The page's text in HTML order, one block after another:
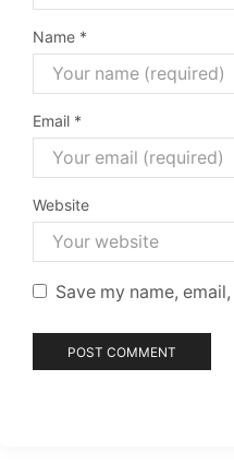
Name *
Email *
Website
Save my name,